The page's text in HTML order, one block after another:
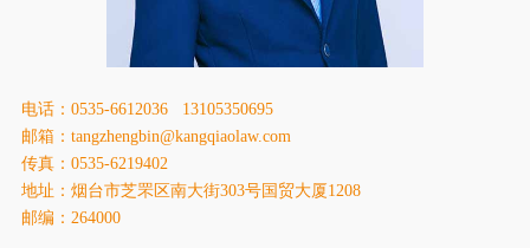
康桥法治研究院
康桥出版
电话：0535-6612036 13105350695
邮箱：tangzhengbin@kangqiaolaw.com
传真：0535-6219402
地址：烟台市芝罘区南大街303号国贸大厦1208
邮编：264000